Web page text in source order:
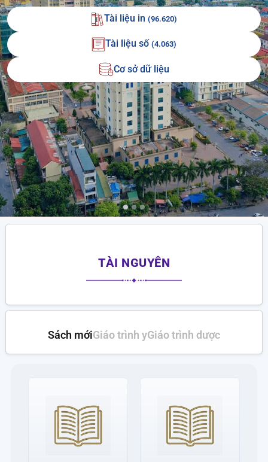
Tài liệu in(96.620)
Tài liệu số (4.063)
Cơ sở dữ liệu
TÀI NGUYÊN
Sách mớiGiáo trình yGiáo trình dược